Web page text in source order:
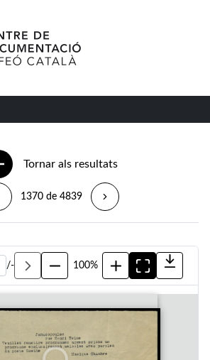
Tornar als resultats
1370 de 4839
/- 100%